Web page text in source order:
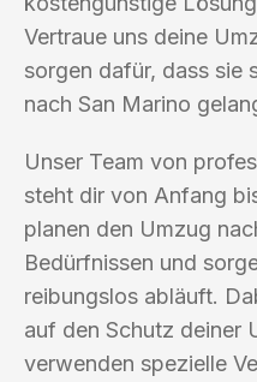
Vertraue uns deine
sorgen dafür, dass sie
nach San Marino
Unser Team von
steht dir von Anfang
planen den Umzug
Bedürfnissen und
reibungslos abläuft.
auf den Schutz deiner
verwenden spezielle